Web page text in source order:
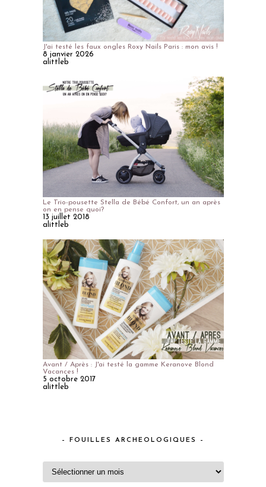
J'ai testé les faux ongles Roxy Nails Paris : mon avis !
8 janvier 2026
alittleb
Le Trio-pousette Stella de Bébé Confort, un an après
on en pense quoi?
13 juillet 2018
alittleb
Avant / Après : J'ai testé la gamme Keranove Blond
Vacances !
5 octobre 2017
alittleb
– FOUILLES ARCHEOLOGIQUES –